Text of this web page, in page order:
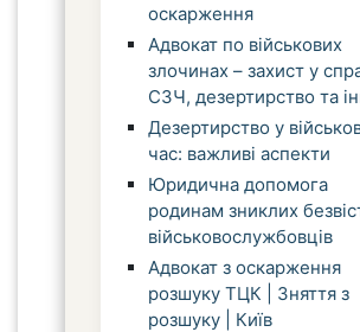
оскарження
Адвокат по військових
злочинах – захист у
СЗЧ, дезертирство та
Дезертирство у
час: важливі аспекти
Юридична допомога
родинам зниклих
військовослужбовців
Адвокат з оскарження
розшуку ТЦК | Зняття з
розшуку | Київ